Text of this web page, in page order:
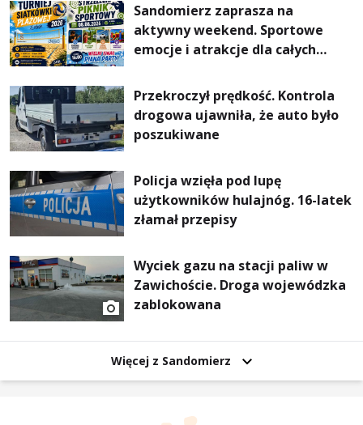
Sandomierz zaprasza na
aktywny weekend. Sportowe
emocje i atrakcje dla całych
Przekroczył prędkość. Kontrola
drogowa ujawniła, że auto było
poszukiwane
Policja wzięła pod lupę
użytkowników hulajnóg. 16-latek
złamał przepisy
Wyciek gazu na stacji paliw w
Zawichoście. Droga wojewódzka
zablokowana
Więcej z Sandomierz